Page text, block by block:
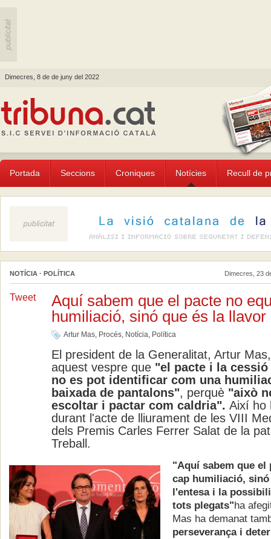
Dimecres, 8 de de juny del 2022
Portada Seccions Croniques Notícies Recull de
Dimecres, 23
NOTÍCIA · POLÍTICA
Tweet
Aquí sabem que el pacte no
humiliació, sinó que és la llavor
Artur Mas, Procés, Notícia, Política
El president de la Generalitat, Artur
aquest vespre que "el pacte i la
no es pot identificar com una
baixada de pantalons", perquè "això
escoltar i pactar com caldria". Així ho
durant l'acte de lliurament de les VIII
dels Premis Carles Ferrer Salat de la
Treball.
"Aquí sabem que el
cap humiliació,
l'entesa i la
tots plegats"ha
Mas ha demanat
perseverança i